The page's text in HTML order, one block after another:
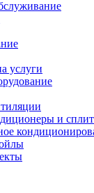
услуги
и